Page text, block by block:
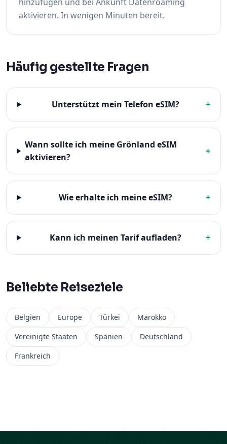
aktivieren. In wenigen Minuten bereit.
Häufig gestellte Fragen
Unterstützt mein Telefon eSIM? +
Wann sollte ich meine Grönland eSIM
aktivieren?
+
Wie erhalte ich meine eSIM? +
Kann ich meinen Tarif aufladen? +
Beliebte Reiseziele
Belgien Europe Türkei
Marokko
Vereinigte Staaten
Spanien
Deutschland
Frankreich